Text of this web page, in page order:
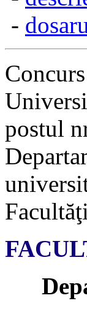
-
postul